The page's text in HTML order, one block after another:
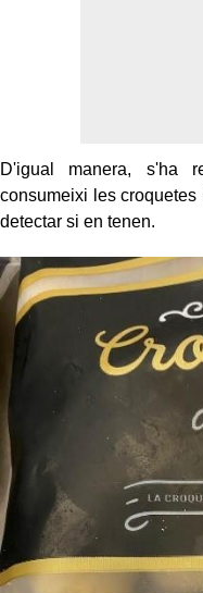
D'igual manera, s'ha
consumeixi les
detectar si en tenen.